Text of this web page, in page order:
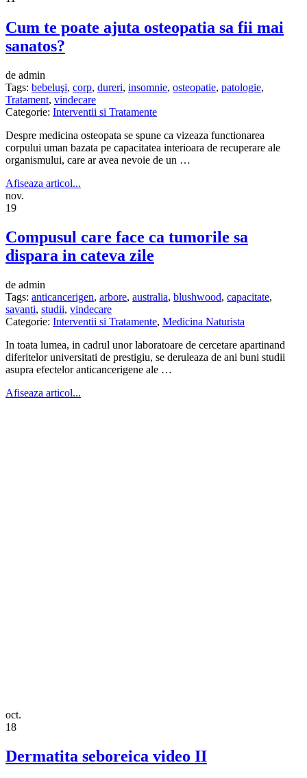
Cum te poate ajuta osteopatia sa fii mai
sanatos?
de admin
Tags: bebeluşi, corp, dureri, insomnie, osteopatie, patologie,
Tratament, vindecare
Categorie: Interventii si Tratamente
Despre medicina osteopata se spune ca vizeaza functionarea
corpului uman bazata pe capacitatea interioara de recuperare ale
organismului, care ar avea nevoie de un …
Afiseaza articol...
nov.
19
Compusul care face ca tumorile sa
dispara in cateva zile
de admin
Tags: anticancerigen, arbore, australia, blushwood, capacitate,
savanti, studii, vindecare
Categorie: Interventii si Tratamente, Medicina Naturista
In toata lumea, in cadrul unor laboratoare de cercetare apartinand
diferitelor universitati de prestigiu, se deruleaza de ani buni studii
asupra efectelor anticancerigene ale …
Afiseaza articol...
oct.
18
Dermatita seboreica video II